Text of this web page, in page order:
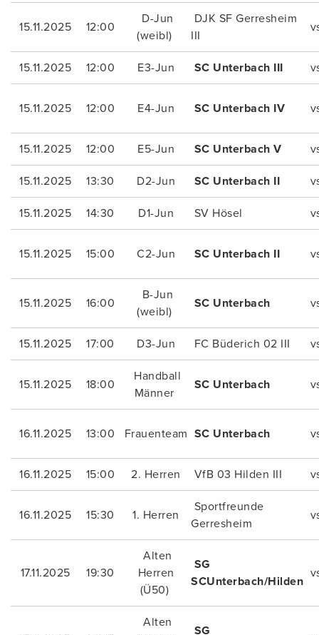
15.11.2025 12:00
D-Jun
(weibl)
DJK SF Gerresheim
III
15.11.2025 12:00 E3-Jun SC Unterbach III
15.11.2025 12:00 E4-Jun SC Unterbach IV
15.11.2025 12:00 E5-Jun SC Unterbach V
15.11.2025 13:30 D2-Jun SC Unterbach II
15.11.2025 14:30 D1-Jun SV Hösel
15.11.2025 15:00 C2-Jun SC Unterbach II
15.11.2025 16:00
B-Jun
(weibl)
SC Unterbach
15.11.2025 17:00 D3-Jun FC Büderich 02 III
15.11.2025 18:00
Handball
Männer
SC Unterbach
16.11.2025 13:00 Frauenteam SC Unterbach
16.11.2025 15:00 2. Herren VfB 03 Hilden III
16.11.2025 15:30 1. Herren
Sportfreunde
Gerresheim
17.11.2025 19:30
Alten
Herren
(Ü50)
SG
SCUnterbach/Hilden
Alten
SG